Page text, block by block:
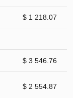
$ 1 218.07
$ 3 546.76
$ 2 554.87